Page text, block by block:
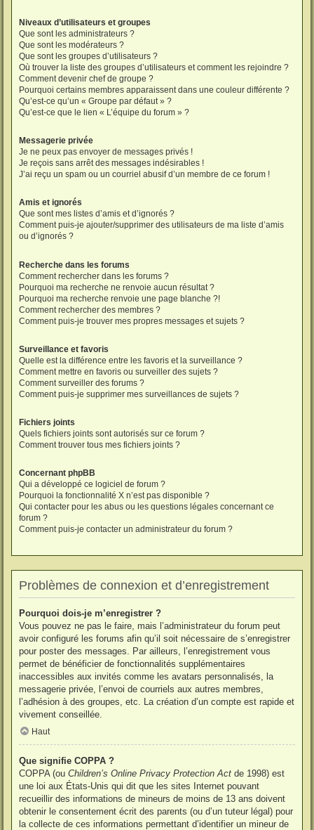
Niveaux d’utilisateurs et groupes
Que sont les administrateurs ?
Que sont les modérateurs ?
Que sont les groupes d’utilisateurs ?
Où trouver la liste des groupes d’utilisateurs et comment les rejoindre ?
Comment devenir chef de groupe ?
Pourquoi certains membres apparaissent dans une couleur différente ?
Qu’est-ce qu’un « Groupe par défaut » ?
Qu’est-ce que le lien « L’équipe du forum » ?
Messagerie privée
Je ne peux pas envoyer de messages privés !
Je reçois sans arrêt des messages indésirables !
J’ai reçu un spam ou un courriel abusif d’un membre de ce forum !
Amis et ignorés
Que sont mes listes d’amis et d’ignorés ?
Comment puis-je ajouter/supprimer des utilisateurs de ma liste d’amis
ou d’ignorés ?
Recherche dans les forums
Comment rechercher dans les forums ?
Pourquoi ma recherche ne renvoie aucun résultat ?
Pourquoi ma recherche renvoie une page blanche ?!
Comment rechercher des membres ?
Comment puis-je trouver mes propres messages et sujets ?
Surveillance et favoris
Quelle est la différence entre les favoris et la surveillance ?
Comment mettre en favoris ou surveiller des sujets ?
Comment surveiller des forums ?
Comment puis-je supprimer mes surveillances de sujets ?
Fichiers joints
Quels fichiers joints sont autorisés sur ce forum ?
Comment trouver tous mes fichiers joints ?
Concernant phpBB
Qui a développé ce logiciel de forum ?
Pourquoi la fonctionnalité X n’est pas disponible ?
Qui contacter pour les abus ou les questions légales concernant ce
forum ?
Comment puis-je contacter un administrateur du forum ?
Problèmes de connexion et d’enregistrement
Pourquoi dois-je m’enregistrer ?
Vous pouvez ne pas le faire, mais l’administrateur du forum peut
avoir configuré les forums afin qu’il soit nécessaire de s’enregistrer
pour poster des messages. Par ailleurs, l’enregistrement vous
permet de bénéficier de fonctionnalités supplémentaires
inaccessibles aux invités comme les avatars personnalisés, la
messagerie privée, l’envoi de courriels aux autres membres,
l’adhésion à des groupes, etc. La création d’un compte est rapide et
vivement conseillée.
Haut
Que signifie COPPA ?
COPPA (ou Children’s Online Privacy Protection Act de 1998) est
une loi aux États-Unis qui dit que les sites Internet pouvant
recueillir des informations de mineurs de moins de 13 ans doivent
obtenir le consentement écrit des parents (ou d’un tuteur légal) pour
la collecte de ces informations permettant d’identifier un mineur de